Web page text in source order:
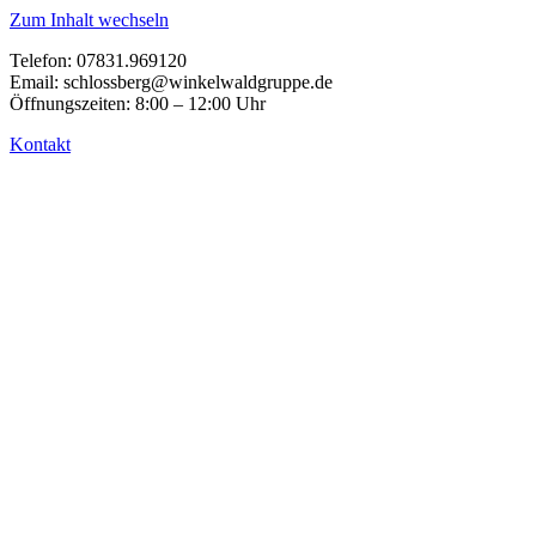
Zum Inhalt wechseln
Telefon: 07831.969120
Email: schlossberg@winkelwaldgruppe.de
Öffnungszeiten: 8:00 – 12:00 Uhr
Kontakt